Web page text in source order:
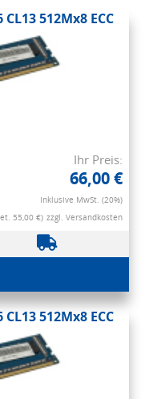
512Mx8 ECC
Ihr Preis:
66,00 €
Inklusive MwSt. (20%)
55,00 €) zzgl. Versandkosten
512Mx8 ECC